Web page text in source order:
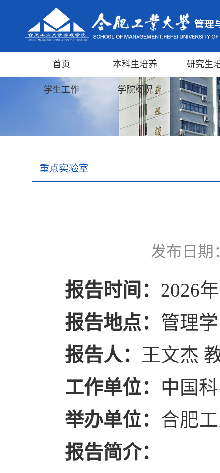
首页 本科生培养 研究生
学生工作 学院概况
重点实验室
发布日期
报告时间 ： 2026
报告地点： 管理
报告人： 王文杰
工作单位： 中国
举办单位： 合肥
报告简介：